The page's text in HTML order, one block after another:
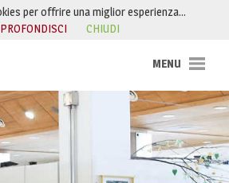
per offrire una miglior esperienza…
CHIUDI